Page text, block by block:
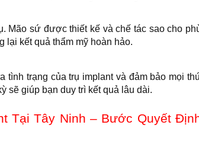
Mão sứ được thiết kế và chế tác sao cho
lại kết quả thẩm mỹ hoàn hảo.
tình trạng của trụ implant và đảm bảo mọi
sẽ giúp bạn duy trì kết quả lâu dài.
Tại Tây Ninh – Bước Quyết